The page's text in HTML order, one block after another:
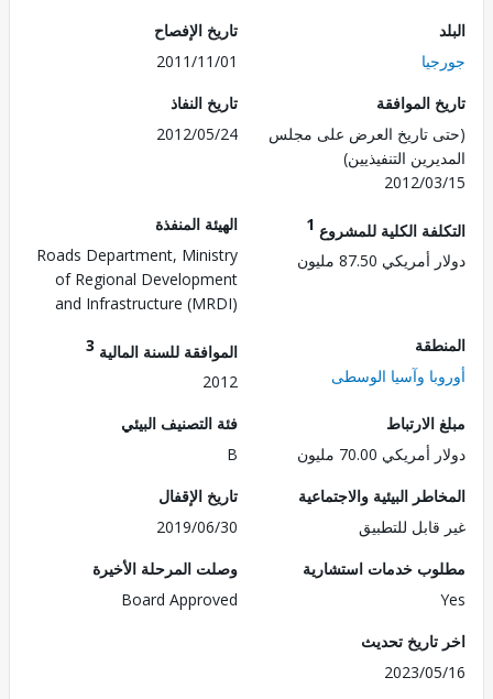
تاريخ الإفصاح
2011/11/01
الموافقة
تاريخ العرض على مجلس
التنفيذيين)
2012/
تاريخ النفاذ
2012/05/24
الكلية للمشروع1
87.50 مليون
الهيئة المنفذة
Roads Department, Ministry
of Regional Development
and Infrastructure (MRDI)
وآسيا الوسطى
الموافقة للسنة المالية3
70.00 مليون
فئة التصنيف البيئي
البيئية والاجتماعية
للتطبيق
تاريخ الإقفال
2019/06/30
خدمات استشارية
وصلت المرحلة الأخيرة
Board Approved
تحديث
2023/